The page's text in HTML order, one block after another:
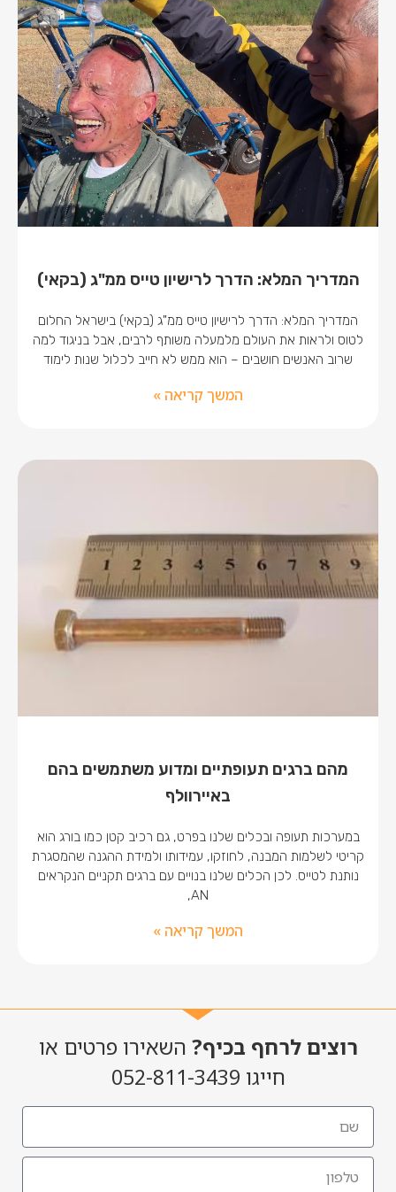
המדריך המלא: הדרך לרישיון טייס ממ"ג (בקאי)
המדריך המלא: הדרך לרישיון טייס ממ"ג (בקאי) בישראל החלום
לטוס ולראות את העולם מלמעלה משותף לרבים, אבל בניגוד למה
שרוב האנשים חושבים – הוא ממש לא חייב לכלול שנות לימוד
המשך קריאה »
מהם ברגים תעופתיים ומדוע משתמשים בהם
באיירוולף
במערכות תעופה ובכלים שלנו בפרט, גם רכיב קטן כמו בורג הוא
קריטי לשלמות המבנה, לחוזקו, עמידותו ולמידת ההגנה שהמסגרת
נותנת לטייס. לכן הכלים שלנו בנויים עם ברגים תקניים הנקראים
AN,
המשך קריאה »
רוצים לרחף בכיף? השאירו פרטים או
חייגו 052-811-3439